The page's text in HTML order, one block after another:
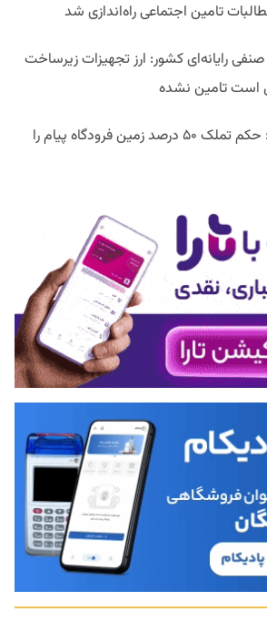
تامین اجتماعی راه‌اندازی شد
رایانه‌ای کشور: ارز تجهیزات زیرساخت
است تامین نشده
مدیرعامل مخابرات: حکم تملک ۵۰ درصد زمین فرودگاه پیام را